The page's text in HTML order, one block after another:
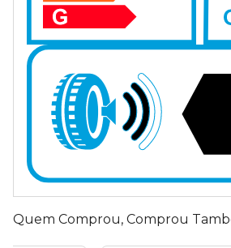
Quem Comprou, Comprou